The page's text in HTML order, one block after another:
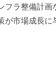
ラ整備計
市場成長